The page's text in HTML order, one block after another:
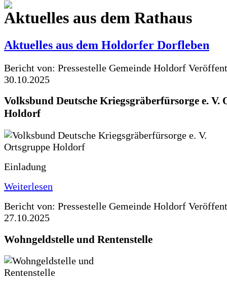
Aktuelles aus dem Rathaus
Aktuelles aus dem Holdorfer Dorfleben
Bericht von: Pressestelle Gemeinde Holdorf
30.10.2025
Volksbund Deutsche Kriegsgräberfürsorge e. V.
Holdorf
Einladung
Weiterlesen
Bericht von: Pressestelle Gemeinde Holdorf
27.10.2025
Wohngeldstelle und Rentenstelle